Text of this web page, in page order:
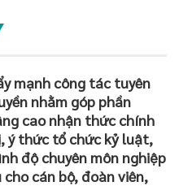
mạnh công tác tuyên
nhằm góp phần
cao nhận thức chính
ý thức tổ chức kỷ luật,
độ chuyên môn nghiệp
cho cán bộ, đoàn viên,